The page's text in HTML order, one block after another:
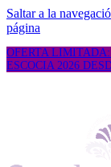
Saltar a la
página
OFERTA
ESCOCIA 2026